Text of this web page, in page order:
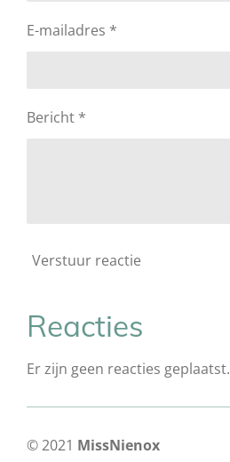
E-mailadres *
Bericht *
Verstuur reactie
Reacties
Er zijn geen reacties geplaatst.
© 2021 MissNienox